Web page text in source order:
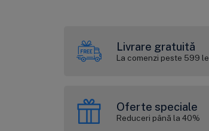
Livrare gratuită
La comenzi peste 599
Oferte speciale
Reduceri până la 40%